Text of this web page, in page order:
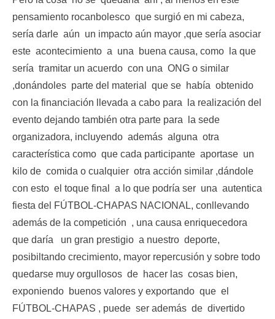
pensamiento rocanbolesco que surgió en mi cabeza,
sería darle aún un impacto aún mayor ,que sería asociar
este acontecimiento a una buena causa, como la que
sería tramitar un acuerdo con una ONG o similar
,donándoles parte del material que se había obtenido
con la financiación llevada a cabo para la realización del
evento dejando también otra parte para la sede
organizadora, incluyendo además alguna otra
característica como que cada participante aportase un
kilo de comida o cualquier otra acción similar ,dándole
con esto el toque final a lo que podría ser una autentica
fiesta del FÚTBOL-CHAPAS NACIONAL, conllevando
además de la competición , una causa enriquecedora
que daría un gran prestigio a nuestro deporte,
posibiltando crecimiento, mayor repercusión y sobre todo
quedarse muy orgullosos de hacer las cosas bien,
exponiendo buenos valores y exportando que el
FÚTBOL-CHAPAS , puede ser además de divertido